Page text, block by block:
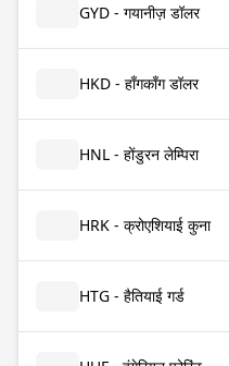
GYD - गयानीज़ डॉलर
HKD - हाँगकाँग डॉलर
HNL - होंडुरन लेम्पिरा
HRK - क्रोएशियाई कुना
HTG - हैतियाई गर्ड